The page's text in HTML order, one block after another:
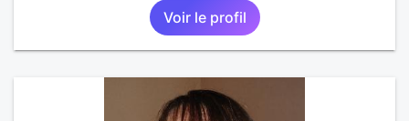
Voir le profil